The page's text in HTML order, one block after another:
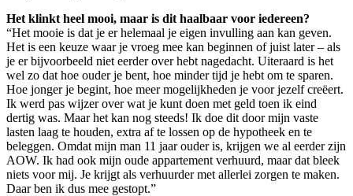
Het klinkt heel mooi, maar is dit haalbaar voor iedereen?
“Het mooie is dat je er helemaal je eigen invulling aan kan geven.
Het is een keuze waar je vroeg mee kan beginnen of juist later – als
je er bijvoorbeeld niet eerder over hebt nagedacht. Uiteraard is het
wel zo dat hoe ouder je bent, hoe minder tijd je hebt om te sparen.
Hoe jonger je begint, hoe meer mogelijkheden je voor jezelf creëert.
Ik werd pas wijzer over wat je kunt doen met geld toen ik eind
dertig was. Maar het kan nog steeds! Ik doe dit door mijn vaste
lasten laag te houden, extra af te lossen op de hypotheek en te
beleggen. Omdat mijn man 11 jaar ouder is, krijgen we al eerder zijn
AOW. Ik had ook mijn oude appartement verhuurd, maar dat bleek
niets voor mij. Je krijgt als verhuurder met allerlei zorgen te maken.
Daar ben ik dus mee gestopt.”